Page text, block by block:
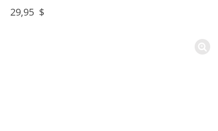
29,95 $